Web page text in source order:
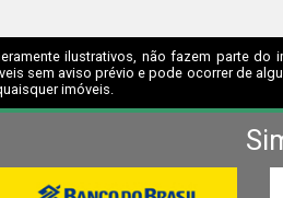
ilustrativos, não fazem parte
sem aviso prévio e pode ocorrer de
imóveis.